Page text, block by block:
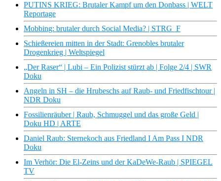
PUTINS KRIEG: Brutaler Kampf um den Donbass | WELT
Reportage
Mobbing: brutaler durch Social Media? | STRG_F
Schießereien mitten in der Stadt: Grenobles brutaler
Drogenkrieg | Weltspiegel
„Der Raser“ | Lubi – Ein Polizist stürzt ab | Folge 2/4 | SWR
Doku
Angeln in SH – die Hrubeschs auf Raub- und Friedfischtour |
NDR Doku
Fossilienräuber | Raub, Schmuggel und das große Geld |
Doku HD | ARTE
Daniel Raub: Sternekoch aus Friedland I Am Pass I NDR
Doku
Im Verhör: Die El-Zeins und der KaDeWe-Raub | SPIEGEL
TV